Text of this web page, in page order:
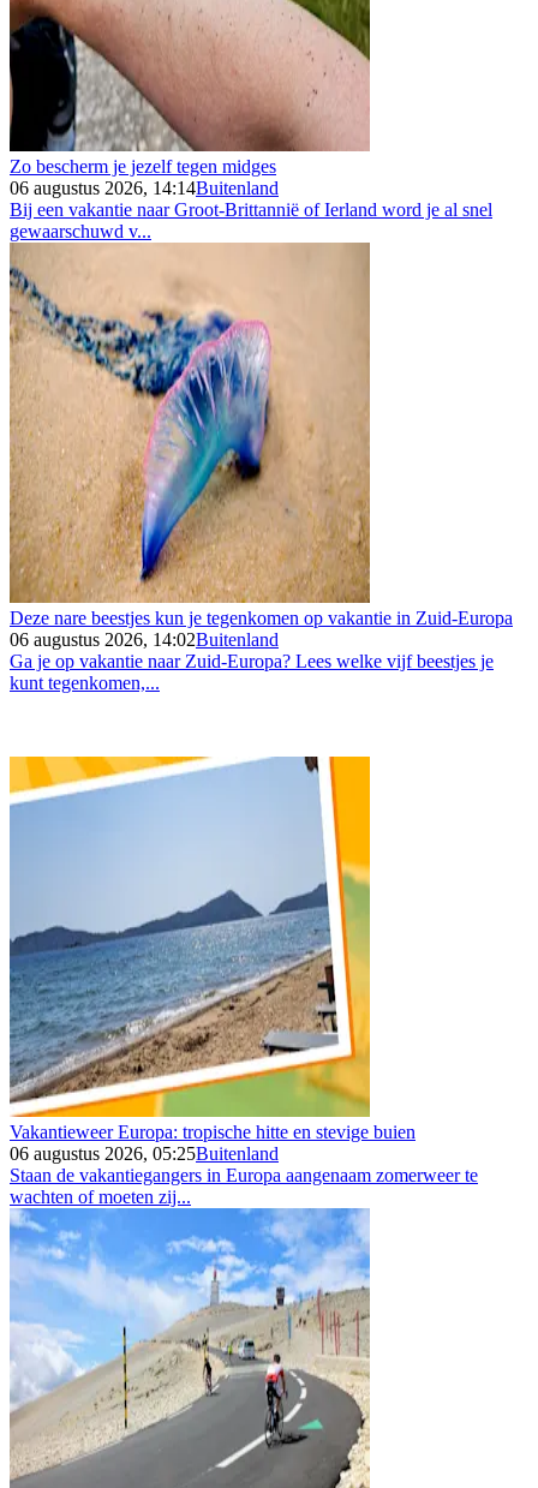
Zo bescherm je jezelf tegen midges
06 augustus 2026, 14:14Buitenland
Bij een vakantie naar Groot-Brittannië of Ierland word je al snel
gewaarschuwd v...
Deze nare beestjes kun je tegenkomen op vakantie in Zuid-Europa
06 augustus 2026, 14:02Buitenland
Ga je op vakantie naar Zuid-Europa? Lees welke vijf beestjes je
kunt tegenkomen,...
Vakantieweer Europa: tropische hitte en stevige buien
06 augustus 2026, 05:25Buitenland
Staan de vakantiegangers in Europa aangenaam zomerweer te
wachten of moeten zij...